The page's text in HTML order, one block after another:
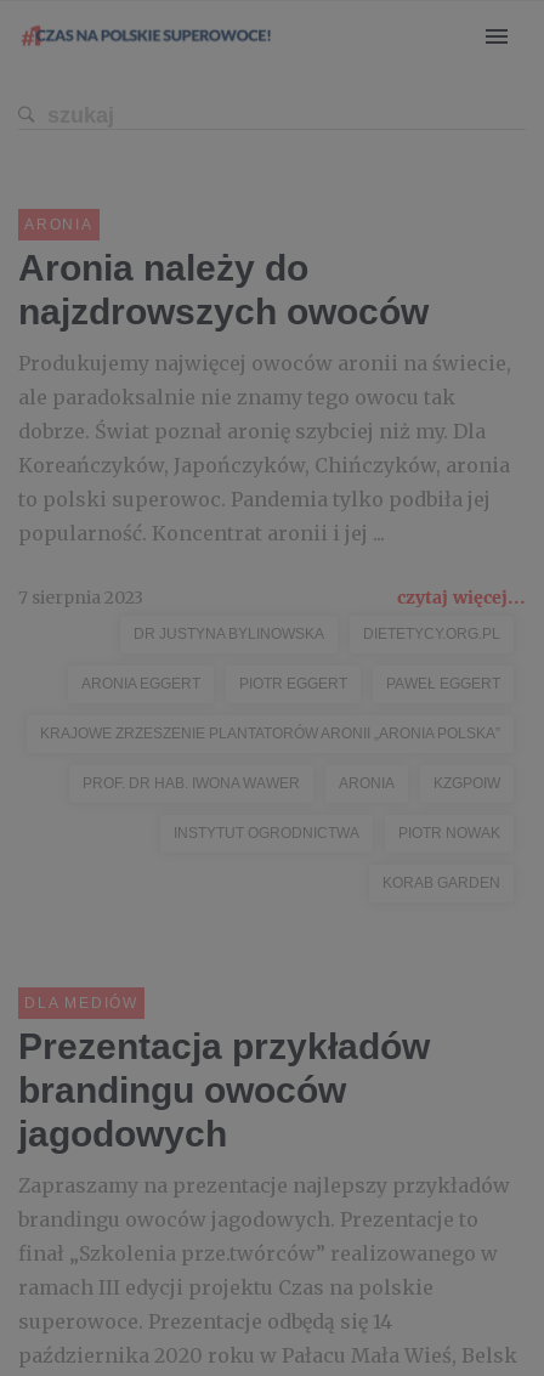
ARONIA
Aronia należy do
najzdrowszych owoców
Produkujemy najwięcej owoców aronii na świecie,
ale paradoksalnie nie znamy tego owocu tak
dobrze. Świat poznał aronię szybciej niż my. Dla
Koreańczyków, Japończyków, Chińczyków, aronia
to polski superowoc. Pandemia tylko podbiła jej
popularność. Koncentrat aronii i jej ...
7 sierpnia 2023 czytaj więcej...
DR JUSTYNA BYLINOWSKA DIETETYCY.ORG.PL
ARONIA EGGERT PIOTR EGGERT PAWEŁ EGGERT
KRAJOWE ZRZESZENIE PLANTATORÓW ARONII „ARONIA POLSKA”
PROF. DR HAB. IWONA WAWER ARONIA KZGPOIW
INSTYTUT OGRODNICTWA PIOTR NOWAK
KORAB GARDEN
DLA MEDIÓW
Prezentacja przykładów
brandingu owoców
jagodowych
Zapraszamy na prezentacje najlepszy przykładów
brandingu owoców jagodowych. Prezentacje to
finał „Szkolenia prze.twórców” realizowanego w
ramach III edycji projektu Czas na polskie
superowoce. Prezentacje odbędą się 14
października 2020 roku w Pałacu Mała Wieś, Belsk